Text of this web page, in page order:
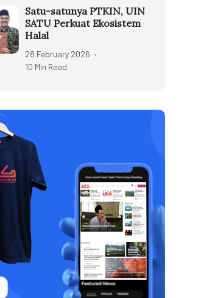
Satu-satunya PTKIN, UIN
SATU Perkuat Ekosistem
Halal
28 February 2026
10 Min Read